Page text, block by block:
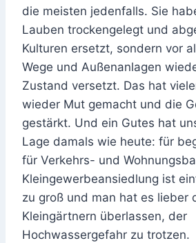
die meisten jedenfalls. Sie
Lauben trockengelegt und
Kulturen ersetzt, sondern vor
Wege und Außenanlagen
Zustand versetzt. Das hat
wieder Mut gemacht und die
gestärkt. Und ein Gutes hat
Lage damals wie heute: für
für Verkehrs- und
Kleingewerbeansiedlung ist
zu groß und man hat es lieber
Kleingärtnern überlassen, der
Hochwassergefahr zu trotzen.